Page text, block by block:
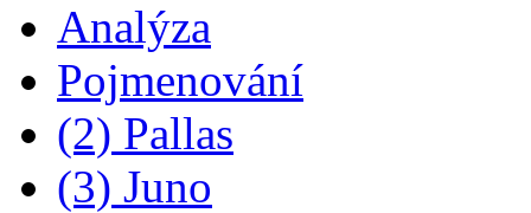
Analýza
Pojmenování
(2) Pallas
(3) Juno